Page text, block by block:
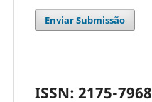
Enviar Submissão
ISSN: 2175-7968